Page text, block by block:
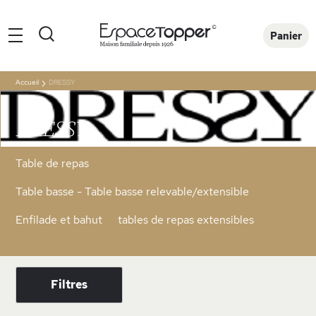
Panier
Rechercher
Accueil DRESSY
DRESSY
Table de repas
Table basse - Table basse relevable/extensible
Enfilade et bahut
tables de repas extensibles
Filtres